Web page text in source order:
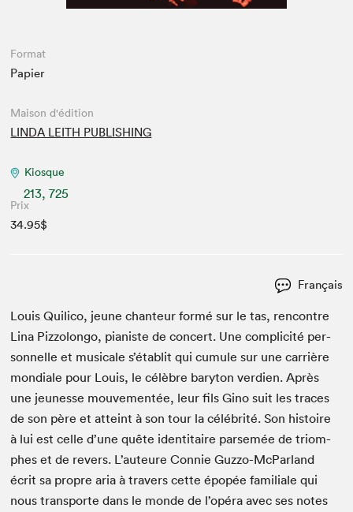
Format
Papier
Maison d'édition
LINDA LEITH PUBLISHING
Kiosque
213, 725
Prix
34.95$
Français
Louis Quil­i­co, jeune chanteur for­mé sur le tas, ren­con­tre
Lina Piz­zo­lon­go, pianiste de con­cert. Une com­plic­ité per­
son­nelle et musi­cale s’établit qui cumule sur une car­rière
mon­di­ale pour Louis, le célèbre bary­ton ver­di­en. Après
une jeunesse mou­ve­men­tée, leur fils Gino suit les traces
de son père et atteint à son tour la célébrité. Son his­toire
à lui est celle d’une quête iden­ti­taire parsemée de tri­om­
phes et de revers. L’auteure Con­nie Guz­zo-McPar­land
écrit sa pro­pre aria à tra­vers cette épopée famil­iale qui
nous trans­porte dans le monde de l’opéra avec ses notes